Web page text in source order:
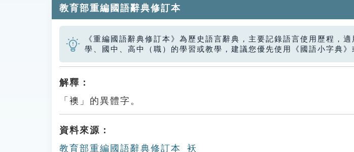
教育部重編國語辭典修訂本
《重編國語辭典修訂本》為歷史語言辭典，主要記錄語言使用歷程，
學、國中、高中（職）的學習或教學，建議您優先使用《國語小字典》
解釋：
「襖」的異體字。
資料來源：
教育部重編國語辭典修訂本_袄